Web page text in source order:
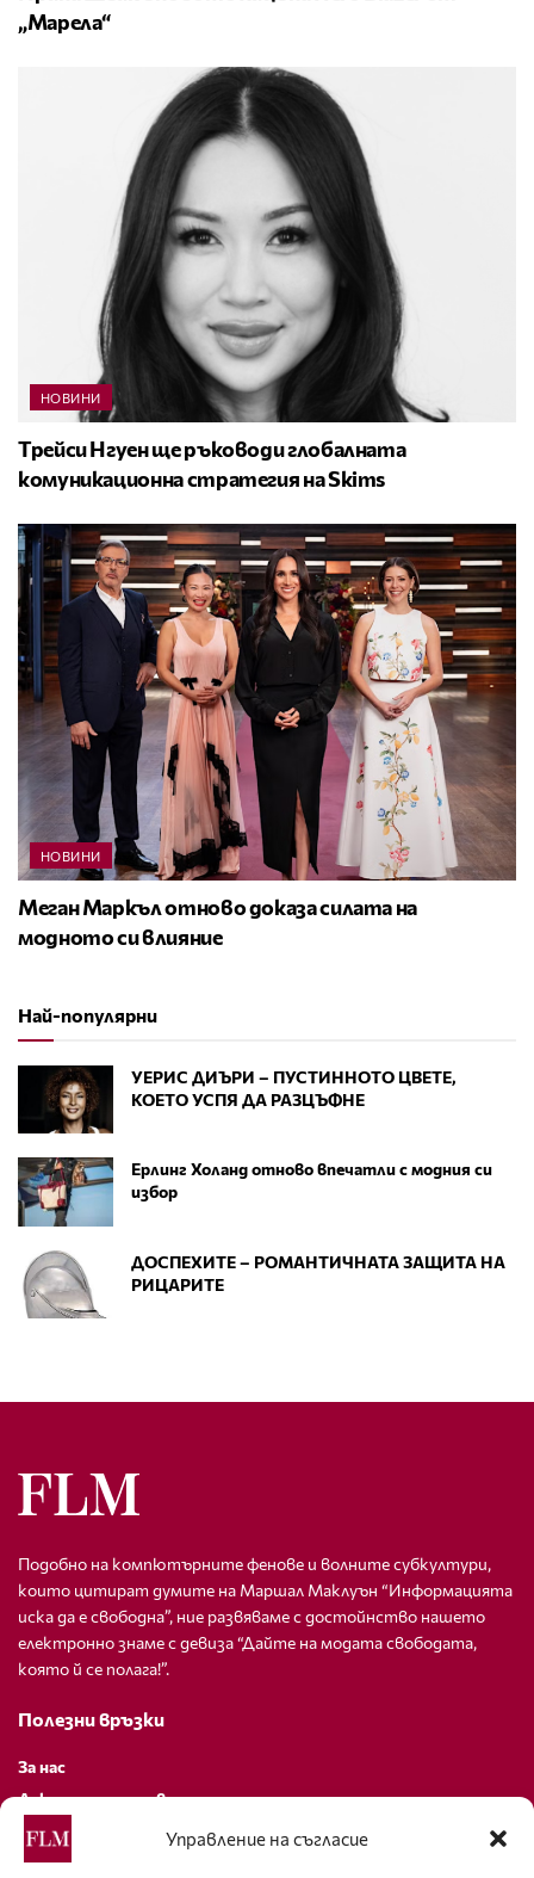
Управление на съгласие
„Марела“
НОВИНИ
Трейси Нгуен ще ръководи глобалната
комуникационна стратегия на Skims
НОВИНИ
Меган Маркъл отново доказа силата на
модното си влияние
Най-популярни
УЕРИС ДИЪРИ – ПУСТИННОТО ЦВЕТЕ,
КОЕТО УСПЯ ДА РАЗЦЪФНЕ
Ерлинг Холанд отново впечатли с модния си
избор
ДОСПЕХИТЕ – РОМАНТИЧНАТА ЗАЩИТА НА
РИЦАРИТЕ
Подобно на компютърните фенове и волните субкултури,
които цитират думите на Маршал Маклуън “Информацията
иска да е свободна”, ние развяваме с достойнство нашето
електронно знаме с девиза “Дайте на модата свободата,
която й се полага!”.
Полезни връзки
За нас
Декларация за поверителност
Политика за бисквитки